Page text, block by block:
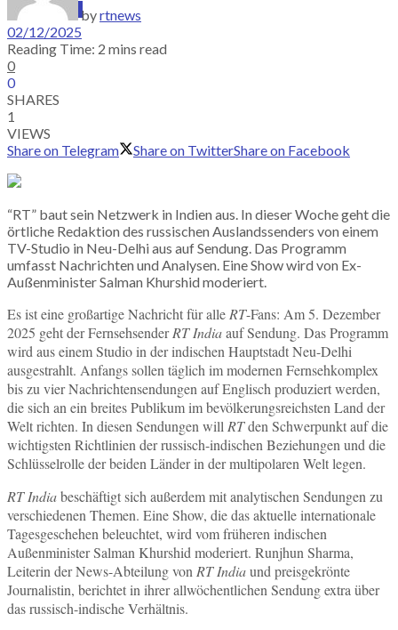
SUBSCRIBEbyrtnews
02/12/2025
Reading Time: 2 mins read
0
0
SHARES
1
VIEWS
Share on Telegram
Share on TwitterShare on Facebook
“RT” baut sein Netzwerk in Indien aus. In dieser Woche geht die
örtliche Redaktion des russischen Auslandssenders von einem
TV-Studio in Neu-Delhi aus auf Sendung. Das Programm
umfasst Nachrichten und Analysen. Eine Show wird von Ex-
Außenminister Salman Khurshid moderiert.
Es ist eine großartige Nachricht für alle RT-Fans: Am 5. Dezember
2025 geht der FernsehsenderRT Indiaauf Sendung. Das Programm
wird aus einem Studio in der indischen Hauptstadt Neu-Delhi
ausgestrahlt. Anfangs sollen täglich im modernen Fernsehkomplex
bis zu vier Nachrichtensendungen auf Englisch produziert werden,
die sich an ein breites Publikum im bevölkerungsreichsten Land der
Welt richten. In diesen Sendungen will RTden Schwerpunkt auf die
wichtigsten Richtlinien der russisch-indischen Beziehungen und die
Schlüsselrolle der beiden Länder in der multipolaren Welt legen.
RT Indiabeschäftigt sich außerdem mit analytischen Sendungen zu
verschiedenen Themen. Eine Show, die das aktuelle internationale
Tagesgeschehen beleuchtet, wird vom früheren indischen
Außenminister Salman Khurshid moderiert. Runjhun Sharma,
Leiterin der News-Abteilung von RT Indiaund preisgekrönte
Journalistin, berichtet in ihrer allwöchentlichen Sendung extra über
das russisch-indische Verhältnis.